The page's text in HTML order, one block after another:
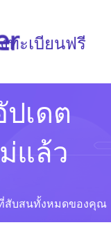
ทะเบียนฟรี
เดต
แล้ว
ที่สับสนทั้งหมดของคุณ